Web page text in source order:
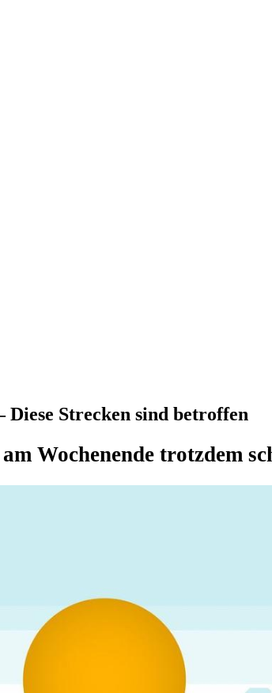
Diese Strecken sind betroffen
Wochenende trotzdem